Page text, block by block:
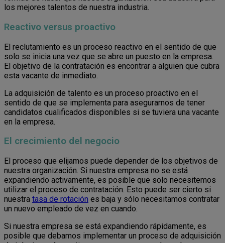
los mejores talentos de nuestra industria.
Reactivo versus proactivo
El reclutamiento es un proceso reactivo en el sentido de que
solo se inicia una vez que se abre un puesto en la empresa.
El objetivo de la contratación es encontrar a alguien que cubra
esta vacante de inmediato.
La adquisición de talento es un proceso proactivo en el
sentido de que se implementa para asegurarnos de tener
candidatos cualificados disponibles si se tuviera una vacante
en la empresa.
El crecimiento del negocio
El proceso que elijamos puede depender de los objetivos de
nuestra organización. Si nuestra empresa no se está
expandiendo activamente, es posible que solo necesitemos
utilizar el proceso de contratación. Esto puede ser cierto si
nuestra tasa de rotación es baja y sólo necesitamos contratar
un nuevo empleado de vez en cuando.
Si nuestra empresa se está expandiendo rápidamente, es
posible que debamos implementar un proceso de adquisición